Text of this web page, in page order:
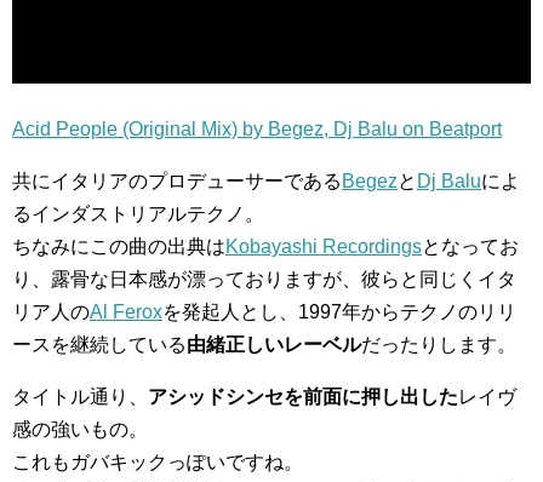
Acid People (Original Mix) by Begez, Dj Balu on Beatport
共にイタリアのプロデューサーである Begezと Dj Baluによ
るインダストリアルテクノ。
ちなみにこの曲の出典はKobayashi Recordingsとなってお
り、露骨な日本感が漂っておりますが、彼らと同じくイタ
リア人のAl Feroxを発起人とし、1997年からテクノのリリ
ースを継続している由緒正しいレーベルだったりします。
タイトル通り、 アシッドシンセを前面に押し出したレイヴ
感の強いもの。
これもガバキックっぽいですね。